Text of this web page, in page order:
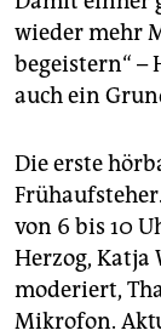
wieder mehr
begeistern“
auch ein
Die erste
von 6 bis 10
Herzog, Katja
moderiert,
Mikrofon.